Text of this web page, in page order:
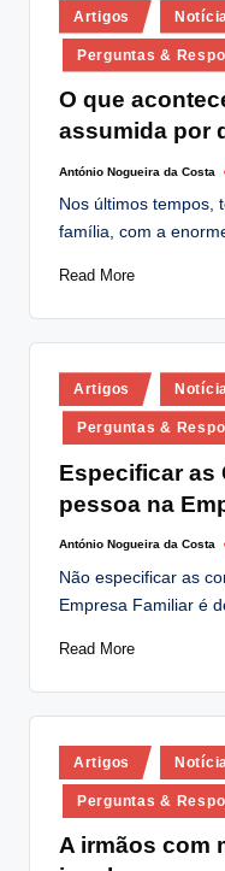
Posted
in
Artigos
Perguntas &
O que
assumida por
Posted
António Nogueira da Costa
Nos últimos tempos,
família, com a
Read More
Posted
in
Artigos
Perguntas &
Especificar as
pessoa na
Posted
António Nogueira da Costa
Não especificar as
Empresa Familiar é
Read More
Posted
in
Artigos
Perguntas &
A irmãos com